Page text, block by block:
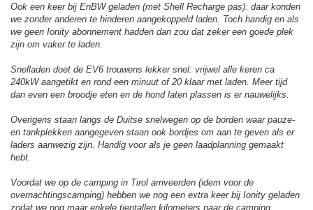
Ook een keer bij EnBW geladen (met Shell Recharge pas): daar konden
we zonder anderen te hinderen aangekoppeld laden. Toch handig en als
we geen Ionity abonnement hadden dan zou dat zeker een goede plek
zijn om vaker te laden.
Snelladen doet de EV6 trouwens lekker snel: vrijwel alle keren ca
240kW aangetikt en rond een minuut of 20 klaar met laden. Meer tijd
dan even een broodje eten en de hond laten plassen is er nauwelijks.
Overigens staan langs de Duitse snelwegen op de borden waar pauze-
en tankplekken aangegeven staan ook bordjes om aan te geven als er
laders aanwezig zijn. Handig voor als je geen laadplanning gemaakt
hebt.
Voordat we op de camping in Tirol arriveerden (idem voor de
overnachtingscamping) hebben we nog een extra keer bij Ionity geladen
zodat we nog maar enkele tientallen kilometers naar de camping